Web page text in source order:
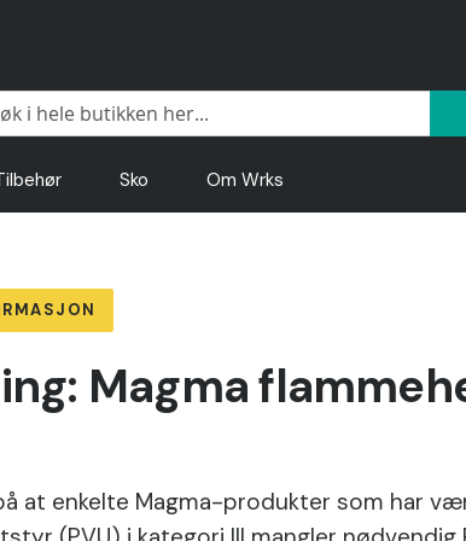
Sko Om Wrks
Magma
at enkelte Magma-produkter som har